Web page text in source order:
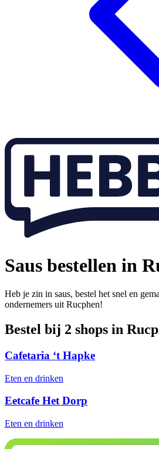
Saus bestellen in
Heb je zin in saus, bestel het snel en
ondernemers uit Rucphen!
Bestel bij 2 shops in
Cafetaria ‘t Hapke
Eten en drinken
Eetcafe Het Dorp
Eten en drinken